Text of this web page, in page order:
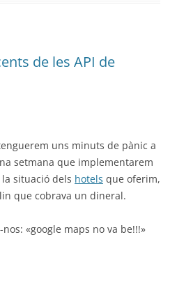
de les API de
uns minuts de pànic a
setmana que implementarem
situació dels hotels que oferim,
que cobrava un dineral.
«google maps no va be!!!»